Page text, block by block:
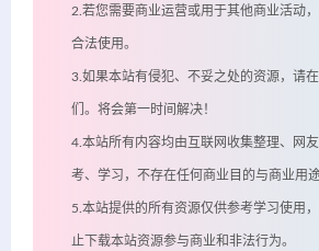
2.若您需要商业运营或用于其他商业活动
合法使用。
3.如果本站有侵犯、不妥之处的资源，请
们。将会第一时间解决！
4.本站所有内容均由互联网收集整理、网
考、学习，不存在任何商业目的与商业用途
5.本站提供的所有资源仅供参考学习使用
止下载本站资源参与商业和非法行为。